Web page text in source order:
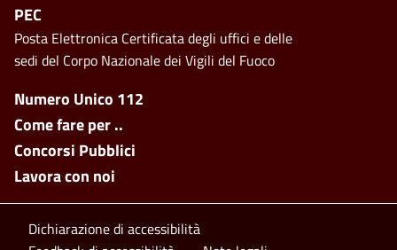
Footer side menu
Numero Unico 112
Come fare per ..
Concorsi Pubblici
Lavora con noi
PEC
Posta Elettronica Certificata degli uffici e delle
sedi del Corpo Nazionale dei Vigili del Fuoco
Footer bottom
Dichiarazione di accessibilità